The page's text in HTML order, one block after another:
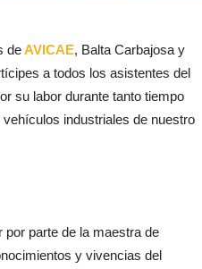
deAVICAE, Balta Carbajosa y
a todos los asistentes del
su labor durante tanto tiempo
industriales de nuestro
por parte de la maestra de
y vivencias del